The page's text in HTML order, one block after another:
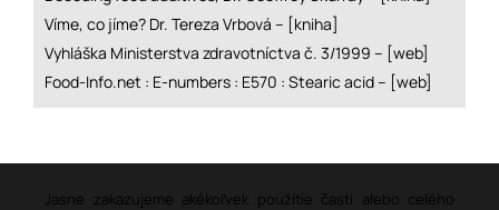
Víme, co jíme? Dr. Tereza Vrbová – [kniha]
Vyhláška Ministerstva zdravotníctva č. 3/1999 – [web]
Food-Info.net : E-numbers : E570 : Stearic acid – [web]
Jasne zakazujeme akékoľvek použitie časti alebo celého